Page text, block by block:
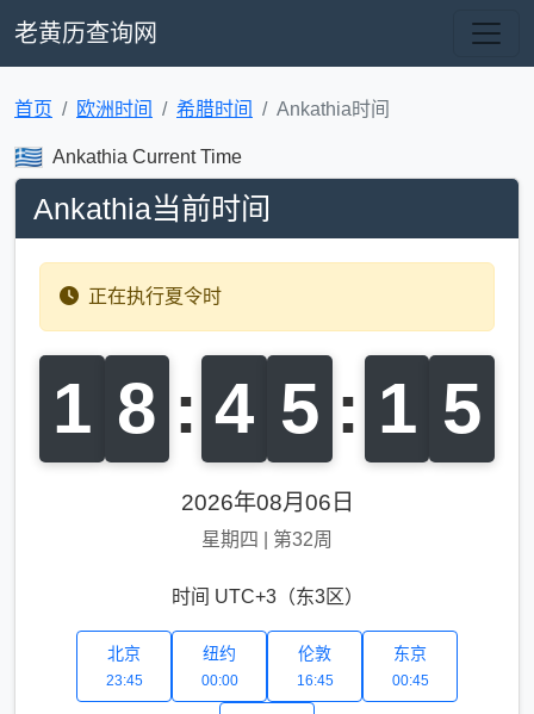
老黄历查询网
首页 欧洲时间 希腊时间 Ankathia时间
Ankathia Current Time
Ankathia当前时间
正在执行夏令时
1 8 : 4 5 : 1 6
2026年08月06日
星期四 第32周
时间 UTC+3（东3区）
北京
23:45
纽约
00:00
伦敦
16:45
东京
00:45